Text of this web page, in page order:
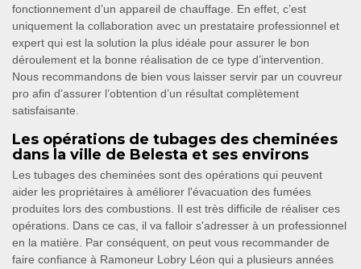
fonctionnement d’un appareil de chauffage. En effet, c’est
uniquement la collaboration avec un prestataire professionnel et
expert qui est la solution la plus idéale pour assurer le bon
déroulement et la bonne réalisation de ce type d’intervention.
Nous recommandons de bien vous laisser servir par un couvreur
pro afin d’assurer l’obtention d’un résultat complètement
satisfaisante.
Les opérations de tubages des cheminées
dans la ville de Belesta et ses environs
Les tubages des cheminées sont des opérations qui peuvent
aider les propriétaires à améliorer l'évacuation des fumées
produites lors des combustions. Il est très difficile de réaliser ces
opérations. Dans ce cas, il va falloir s'adresser à un professionnel
en la matière. Par conséquent, on peut vous recommander de
faire confiance à Ramoneur Lobry Léon qui a plusieurs années